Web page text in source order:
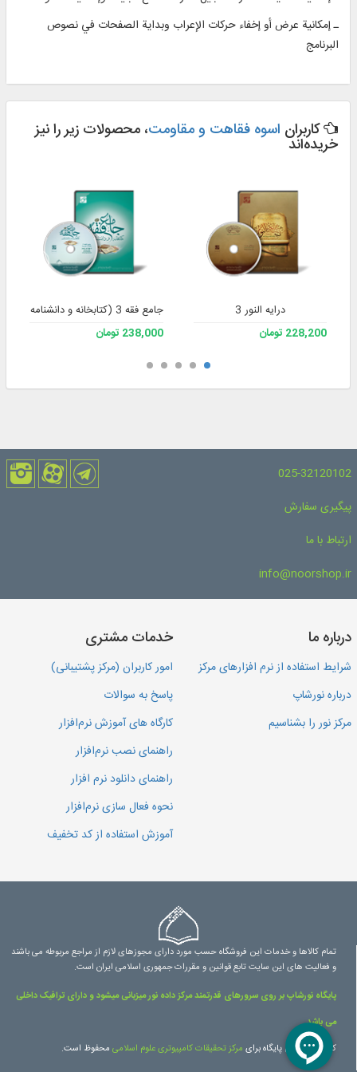
ـ إمكانية عرض أو إخفاء حركات الإعراب وبداية الصفحات في نصوص
البرنامج
کاربران اسوه فقاهت و مقاومت، محصولات زیر را نیز
خریده‌اند
درایه النور 3
228,200 تومان
جامع فقه 3 (کتابخانه و دانشنامه تخصصی فقه)
238,000 تومان
025-32120102
پیگیری سفارش
ارتباط با ما
info@noorshop.ir
درباره ما
شرایط استفاده از نرم افزارهای مرکز
درباره نورشاپ
مرکز نور را بشناسیم
خدمات مشتری
امور کاربران (مرکز پشتیبانی)
پاسخ به سوالات
کارگاه های آموزش نرم‌افزار
راهنمای نصب نرم‌افزار
راهنمای دانلود نرم افزار
نحوه فعال سازی نرم‌افزار
آموزش استفاده از کد تخفیف
تمام کالاها و خدمات این فروشگاه حسب مورد دارای مجوزهای لازم از مراجع مربوطه می باشند
و فعالیت های این سایت تابع قوانین و مقررات جمهوری اسلامی ایران است.
پایگاه نورشاپ بر روی سرورهای قدرتمند مرکز داده نور میزبانی میشود و دارای ترافیک داخلی
می باشد.
کلیه حقوق این پایگاه برای مرکز تحقیقات کامپیوتری علوم اسلامی محفوظ است.